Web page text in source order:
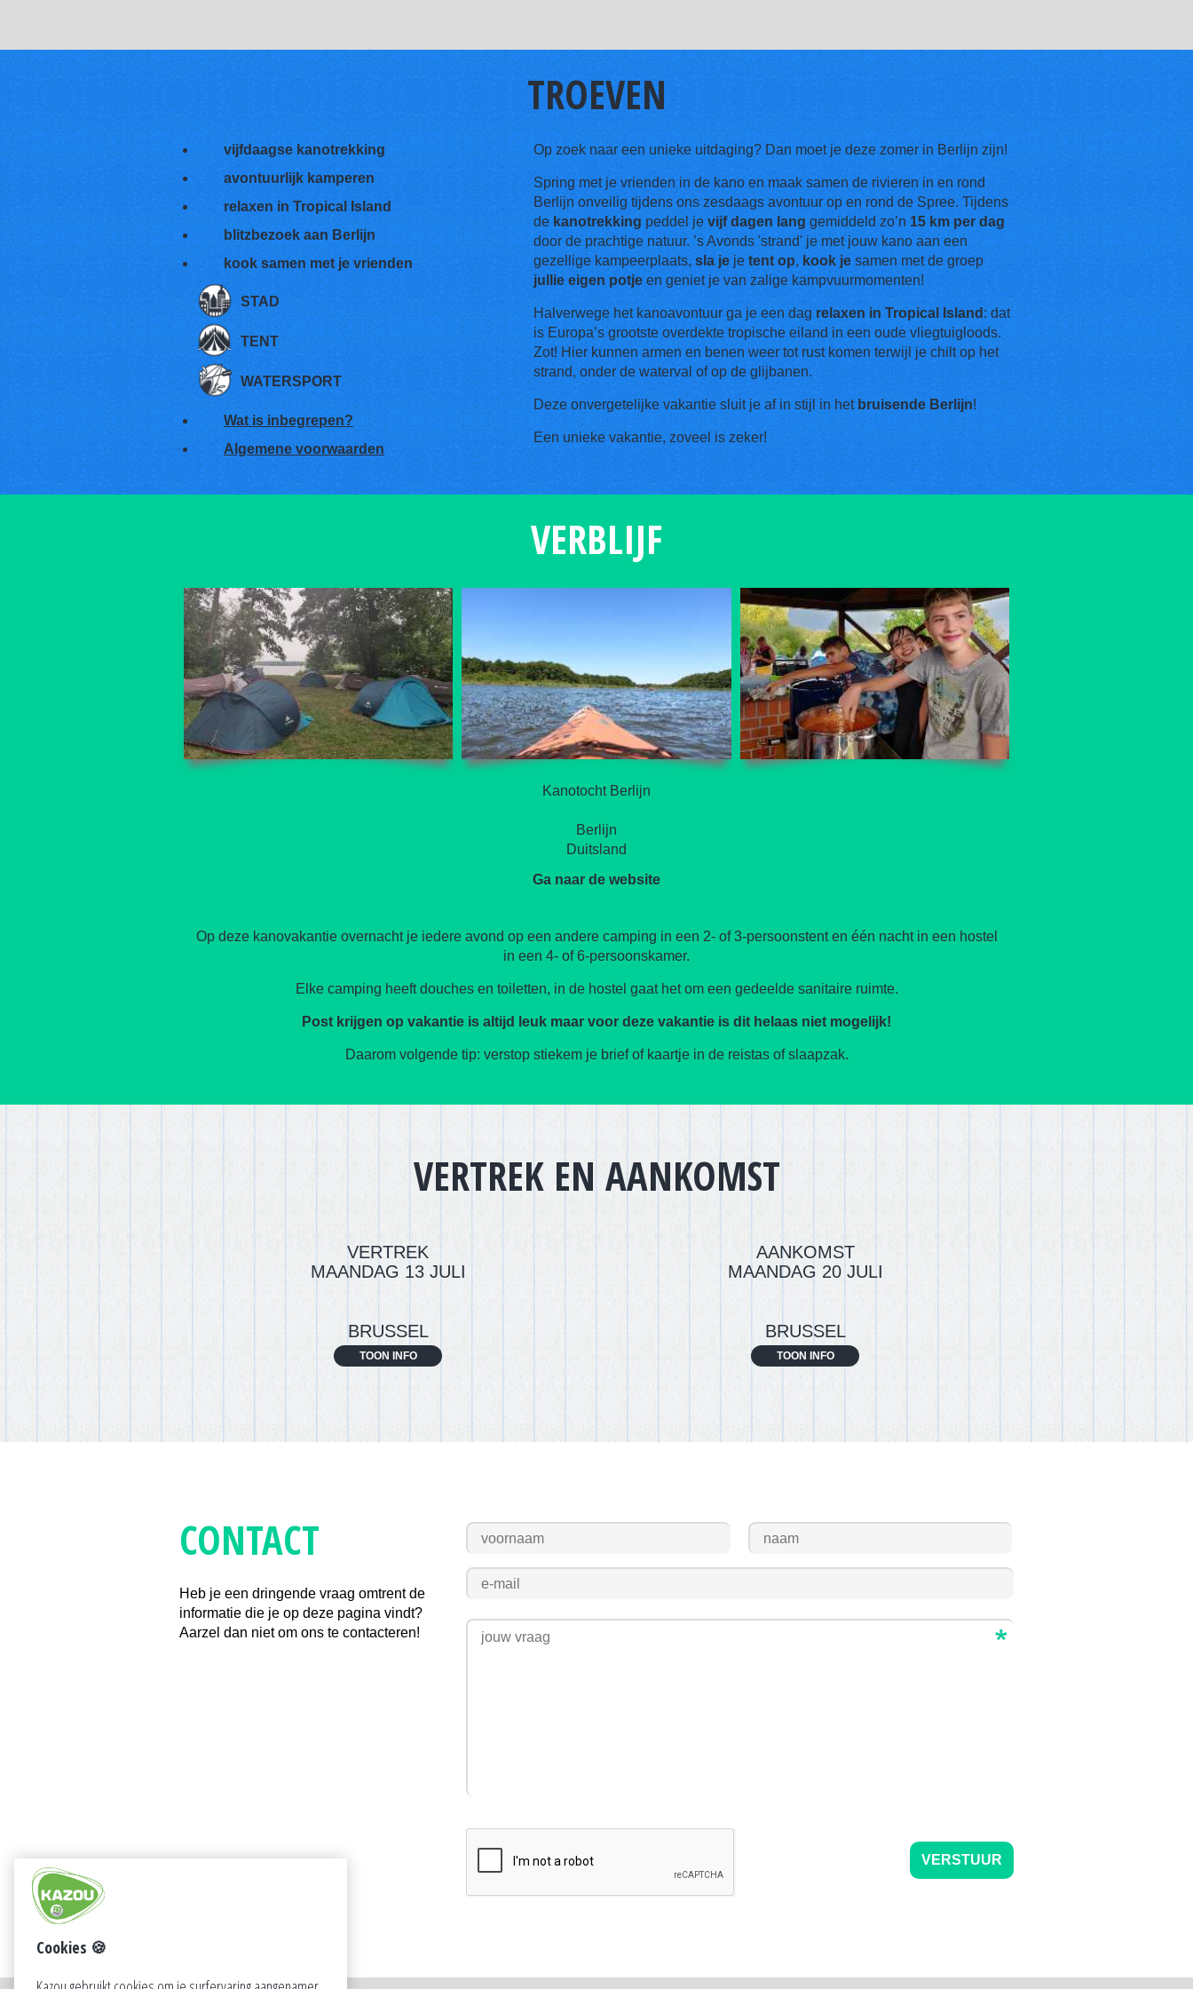
TROEVEN
vijfdaagse kanotrekking
avontuurlijk kamperen
relaxen in Tropical Island
blitzbezoek aan Berlijn
kook samen met je vrienden
STAD
TENT
WATERSPORT
Wat is inbegrepen?
Algemene voorwaarden
Op zoek naar een unieke uitdaging? Dan moet je deze zomer in Berlijn zijn!
Spring met je vrienden in de kano en maak samen de rivieren in en rond
Berlijn onveilig tijdens ons zesdaags avontuur op en rond de Spree. Tijdens
de kanotrekking peddel jevijf dagen lang gemiddeld zo’n 15 km per dag
door de prachtige natuur. ’s Avonds 'strand' je met jouw kano aan een
gezellige kampeerplaats,sla je jetent op, kook jesamen met de groep
jullie eigen potje en geniet je van zalige kampvuurmomenten!
Halverwege het kanoavontuur ga je een dagrelaxen in Tropical Island : dat
is Europa’s grootste overdekte tropische eiland in een oude vliegtuigloods.
Zot! Hier kunnen armen en benen weer tot rust komen terwijl je chilt op het
strand, onder de waterval of op de glijbanen.
Deze onvergetelijke vakantie sluit je af in stijl in het bruisende Berlijn!
Een unieke vakantie, zoveel is zeker!
VERBLIJF
Kanotocht Berlijn
Berlijn
Duitsland
Ga naar de website
Op deze kanovakantie overnacht je iedere avond op een andere camping in een 2- of 3-persoonstent en één nacht in een hostel
in een 4- of 6-persoonskamer.
Elke camping heeft douches en toiletten, in de hostel gaat het om een gedeelde sanitaire ruimte.
Post krijgen op vakantie is altijd leuk maar voor deze vakantie is dit helaas niet mogelijk!
Daarom volgende tip: verstop stiekem je brief of kaartje in de reistas of slaapzak.
VERTREK EN AANKOMST
VERTREK
MAANDAG 13 JULI
BRUSSEL
TOON INFO
AANKOMST
MAANDAG 20 JULI
BRUSSEL
TOON INFO
CONTACT
Heb je een dringende vraag omtrent de
informatie die je op deze pagina vindt?
Aarzel dan niet om ons te contacteren!
Cookies 🍪